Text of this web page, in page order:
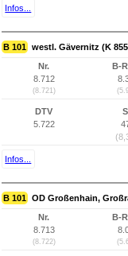
Infos...
B 101 westl. Gävernitz (K
Nr.
8.712
(8.721)
B-
DTV
5.722
Infos...
B 101 OD Großenhain,
Nr.
8.713
(8.722)
B-